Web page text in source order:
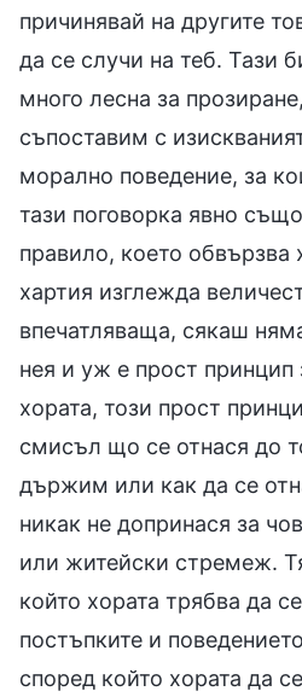
причинявай на другите
да се случи на теб. Тази
много лесна за
съпоставим с
морално поведение, за
тази поговорка явно
правило, което обвързва
хартия изглежда
впечатляваща, сякаш
нея и уж е прост
хората, този прост
смисъл що се отнася до
държим или как да се
никак не допринася за
или житейски стремеж.
който хората трябва да
постъпките и
според който хората да